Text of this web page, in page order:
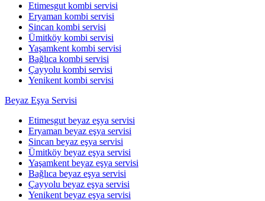
Etimesgut kombi servisi
Eryaman kombi servisi
Sincan kombi servisi
Ümitköy kombi servisi
Yaşamkent kombi servisi
Bağlıca kombi servisi
Çayyolu kombi servisi
Yenikent kombi servisi
Beyaz Eşya Servisi
Etimesgut beyaz eşya servisi
Eryaman beyaz eşya servisi
Sincan beyaz eşya servisi
Ümitköy beyaz eşya servisi
Yaşamkent beyaz eşya servisi
Bağlıca beyaz eşya servisi
Çayyolu beyaz eşya servisi
Yenikent beyaz eşya servisi